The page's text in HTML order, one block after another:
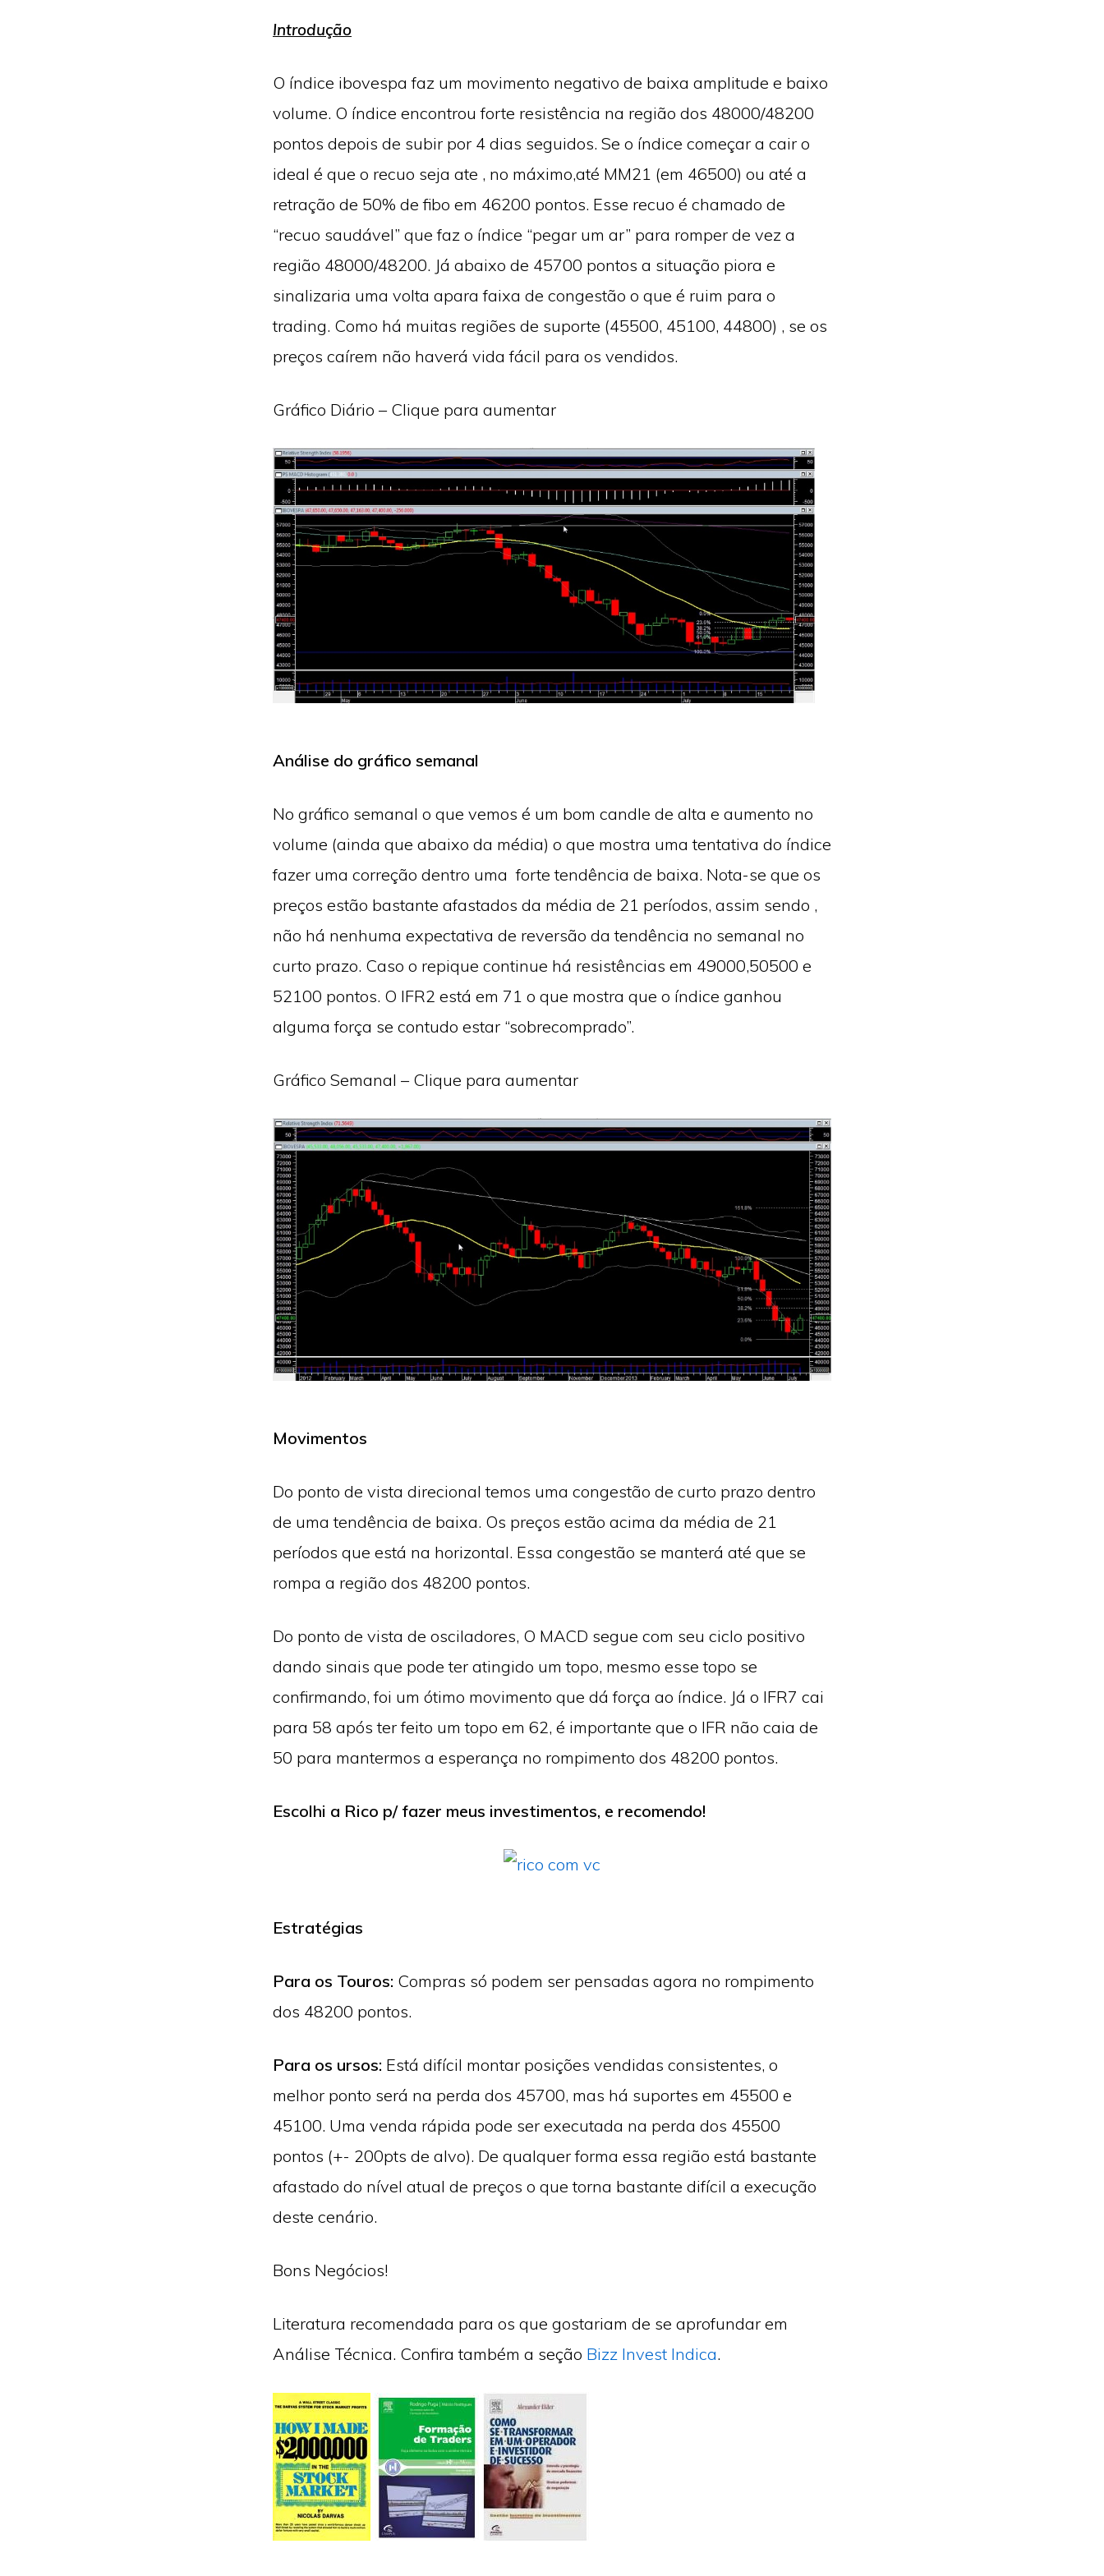
Introdução
O índice ibovespa faz um movimento negativo de baixa amplitude e baixo
volume. O índice encontrou forte resistência na região dos 48000/48200
pontos depois de subir por 4 dias seguidos. Se o índice começar a cair o
ideal é que o recuo seja ate , no máximo,até MM21 (em 46500) ou até a
retração de 50% de fibo em 46200 pontos. Esse recuo é chamado de
“recuo saudável” que faz o índice “pegar um ar” para romper de vez a
região 48000/48200. Já abaixo de 45700 pontos a situação piora e
sinalizaria uma volta apara faixa de congestão o que é ruim para o
trading. Como há muitas regiões de suporte (45500, 45100, 44800) , se os
preços caírem não haverá vida fácil para os vendidos.
Gráfico Diário – Clique para aumentar
Análise do gráfico semanal
No gráfico semanal o que vemos é um bom candle de alta e aumento no
volume (ainda que abaixo da média) o que mostra uma tentativa do índice
fazer uma correção dentro uma forte tendência de baixa. Nota-se que os
preços estão bastante afastados da média de 21 períodos, assim sendo ,
não há nenhuma expectativa de reversão da tendência no semanal no
curto prazo. Caso o repique continue há resistências em 49000,50500 e
52100 pontos. O IFR2 está em 71 o que mostra que o índice ganhou
alguma força se contudo estar “sobrecomprado”.
Gráfico Semanal – Clique para aumentar
Movimentos
Do ponto de vista direcional temos uma congestão de curto prazo dentro
de uma tendência de baixa. Os preços estão acima da média de 21
períodos que está na horizontal. Essa congestão se manterá até que se
rompa a região dos 48200 pontos.
Do ponto de vista de osciladores, O MACD segue com seu ciclo positivo
dando sinais que pode ter atingido um topo, mesmo esse topo se
confirmando, foi um ótimo movimento que dá força ao índice. Já o IFR7 cai
para 58 após ter feito um topo em 62, é importante que o IFR não caia de
50 para mantermos a esperança no rompimento dos 48200 pontos.
Escolhi a Rico p/ fazer meus investimentos, e recomendo!
Estratégias
Para os Touros: Compras só podem ser pensadas agora no rompimento
dos 48200 pontos.
Para os ursos: Está difícil montar posições vendidas consistentes, o
melhor ponto será na perda dos 45700, mas há suportes em 45500 e
45100. Uma venda rápida pode ser executada na perda dos 45500
pontos (+- 200pts de alvo). De qualquer forma essa região está bastante
afastado do nível atual de preços o que torna bastante difícil a execução
deste cenário.
Bons Negócios!
Literatura recomendada para os que gostariam de se aprofundar em
Análise Técnica. Confira também a seção Bizz Invest Indica.